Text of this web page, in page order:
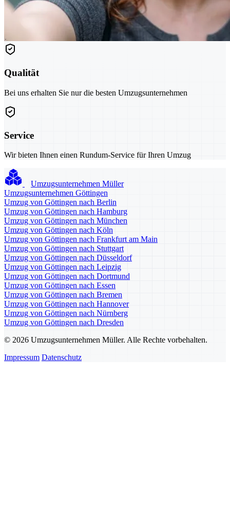
Qualität
Bei uns erhalten Sie nur die besten Umzugsunternehmen
Service
Wir bieten Ihnen einen Rundum-Service für Ihren Umzug
Umzugsunternehmen Müller
Umzugsunternehmen Göttingen
Umzug von Göttingen nach Berlin
Umzug von Göttingen nach Hamburg
Umzug von Göttingen nach München
Umzug von Göttingen nach Köln
Umzug von Göttingen nach Frankfurt am Main
Umzug von Göttingen nach Stuttgart
Umzug von Göttingen nach Düsseldorf
Umzug von Göttingen nach Leipzig
Umzug von Göttingen nach Dortmund
Umzug von Göttingen nach Essen
Umzug von Göttingen nach Bremen
Umzug von Göttingen nach Hannover
Umzug von Göttingen nach Nürnberg
Umzug von Göttingen nach Dresden
© 2026 Umzugsunternehmen Müller. Alle Rechte vorbehalten.
Impressum Datenschutz